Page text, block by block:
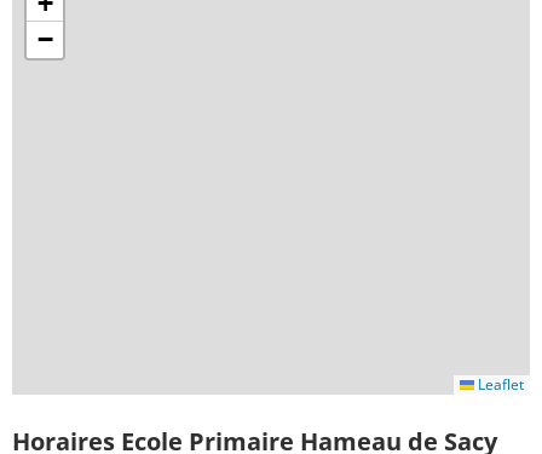
−
Leaflet
Horaires Ecole Primaire Hameau de Sacy